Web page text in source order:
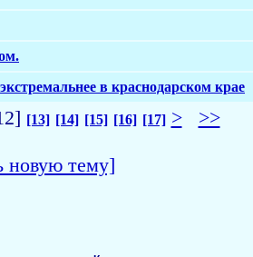
в краснодарском крае
[13] [14] [15] [16] [17] >
>>
новую тему]